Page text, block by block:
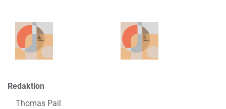
Redaktion
Thomas Pail